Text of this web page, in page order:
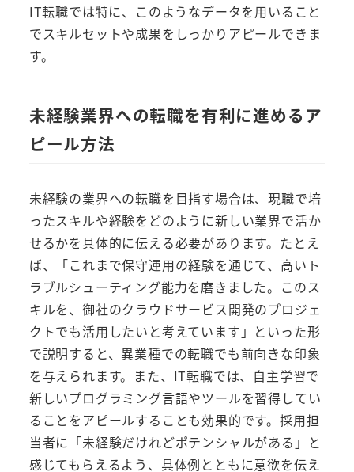
IT転職では特に、このようなデータを用いること
でスキルセットや成果をしっかりアピールできま
す。
未経験業界への転職を有利に進めるア
ピール方法
未経験の業界への転職を目指す場合は、現職で培
ったスキルや経験をどのように新しい業界で活か
せるかを具体的に伝える必要があります。たとえ
ば、「これまで保守運用の経験を通じて、高いト
ラブルシューティング能力を磨きました。このス
キルを、御社のクラウドサービス開発のプロジェ
クトでも活用したいと考えています」といった形
で説明すると、異業種での転職でも前向きな印象
を与えられます。また、IT転職では、自主学習で
新しいプログラミング言語やツールを習得してい
ることをアピールすることも効果的です。採用担
当者に「未経験だけれどポテンシャルがある」と
感じてもらえるよう、具体例とともに意欲を伝え